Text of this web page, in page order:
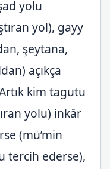
yolu
yol), gayy
şeytana,
açıkça
Artık kim tagutu
yolu) inkâr
(mü’min
tercih ederse),